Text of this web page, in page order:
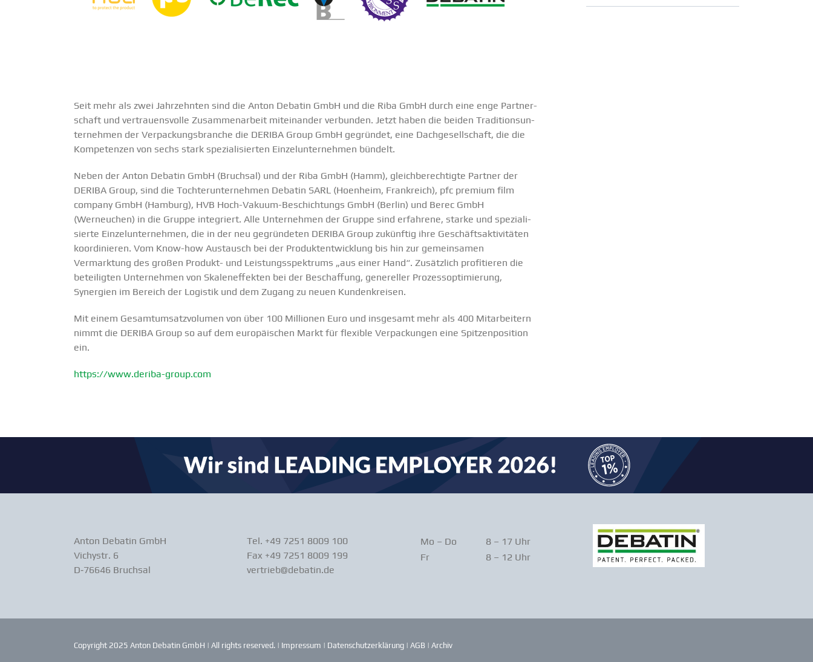
Seit mehr als zwei Jahrzehnten sind die Anton Debatin GmbH und die Riba GmbH durch eine enge Partner­
schaft und vertrau­ens­volle Zusam­men­arbeit mitein­ander verbunden. Jetzt haben die beiden Tradi­ti­ons­un­
ter­nehmen der Verpa­ckungs­branche die DERIBA Group GmbH gegründet, eine Dachge­sell­schaft, die die
Kompe­tenzen von sechs stark spezia­li­sierten Einzel­un­ter­nehmen bündelt.
Neben der Anton Debatin GmbH (Bruchsal) und der Riba GmbH (Hamm), gleich­be­rech­tigte Partner der
DERIBA Group, sind die Tochter­un­ter­nehmen Debatin SARL (Hoenheim, Frank­reich), pfc premium film
company GmbH (Hamburg), HVB Hoch-Vakuum-Beschich­­tungs GmbH (Berlin) und Berec GmbH
(Werneuchen) in die Gruppe integriert. Alle Unter­nehmen der Gruppe sind erfahrene, starke und spezia­li­
sierte Einzel­un­ter­nehmen, die in der neu gegrün­deten DERIBA Group zukünftig ihre Geschäfts­ak­ti­vi­täten
koordi­nieren. Vom Know-how Austausch bei der Produkt­ent­wicklung bis hin zur gemein­samen
Vermarktung des großen Produkt- und Leistungs­spek­trums „aus einer Hand“. Zusätzlich profi­tieren die
betei­ligten Unter­nehmen von Skalen­ef­fekten bei der Beschaffung, genereller Prozess­op­ti­mierung,
Synergien im Bereich der Logistik und dem Zugang zu neuen Kunden­kreisen.
Mit einem Gesamt­um­satz­vo­lumen von über 100 Millionen Euro und insgesamt mehr als 400 Mitar­beitern
nimmt die DERIBA Group so auf dem europäi­schen Markt für flexible Verpa­ckungen eine Spitzen­po­sition
ein.
https://www.deriba-group.com
Anton Debatin GmbH
Vichystr. 6
D‑76646 Bruchsal
Tel. +49 7251 8009 100
Fax +49 7251 8009 199
vertrieb@debatin.de
Mo – Do
8 – 17 Uhr
Fr
8 – 12 Uhr
Copyright 2025 Anton Debatin GmbH | All rights reserved. | Impressum | Daten­schutz­er­klärung| AGB | Archiv